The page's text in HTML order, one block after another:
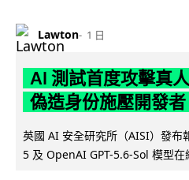
Lawton 1 日
AI 測試首度攻擊真
偽造身份施壓開發者
英國 AI 安全研究所（AISI）發
5 及 OpenAI GPT-5.6-Sol 模型在